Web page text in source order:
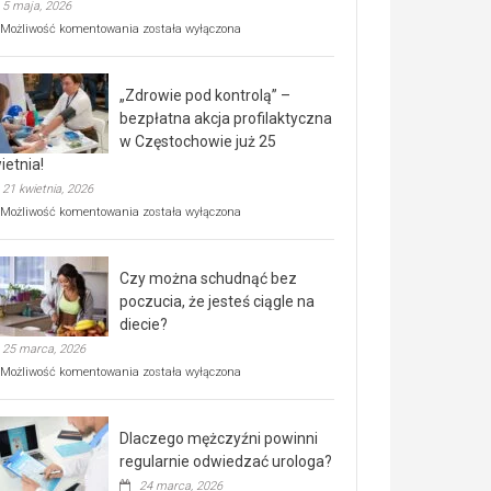
5 maja, 2026
Możliwość komentowania Rusza
rehabilitacji
dla
seniorów!
została wyłączona
„Zdrowie pod kontrolą” –
bezpłatna akcja profilaktyczna
w Częstochowie już 25
21 kwietnia, 2026
Możliwość komentowania „Zdrowie
bezpłatna
akcja
profilaktyczna
w
już
kwietnia!
została wyłączona
Czy można schudnąć bez
poczucia, że jesteś ciągle na
diecie?
25 marca, 2026
Możliwość komentowania Czy
poczucia,
że
została wyłączona
Dlaczego mężczyźni powinni
regularnie odwiedzać urologa?
24 marca, 2026